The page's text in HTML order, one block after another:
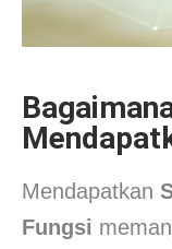
Mendapatkan
Fungsi